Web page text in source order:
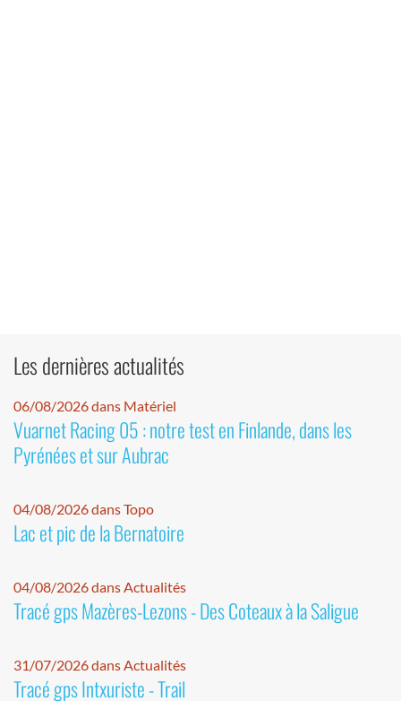
Les dernières actualités
06/08/2026 dans Matériel
Vuarnet Racing 05 : notre test en Finlande, dans les
Pyrénées et sur Aubrac
04/08/2026 dans Topo
Lac et pic de la Bernatoire
04/08/2026 dans Actualités
Tracé gps Mazères-Lezons - Des Coteaux à la Saligue
31/07/2026 dans Actualités
Tracé gps Intxuriste - Trail